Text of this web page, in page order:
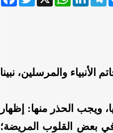
والمرسلين، نبينا
ويجب الحذر منها: إظهار
بعض القلوب المريضة؛